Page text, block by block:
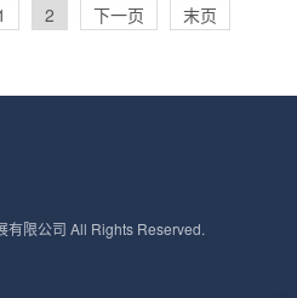
2 下一页 末页
限公司 All Rights Reserved.